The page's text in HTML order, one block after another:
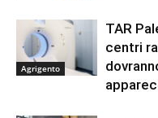
Agrigento
TAR
centri